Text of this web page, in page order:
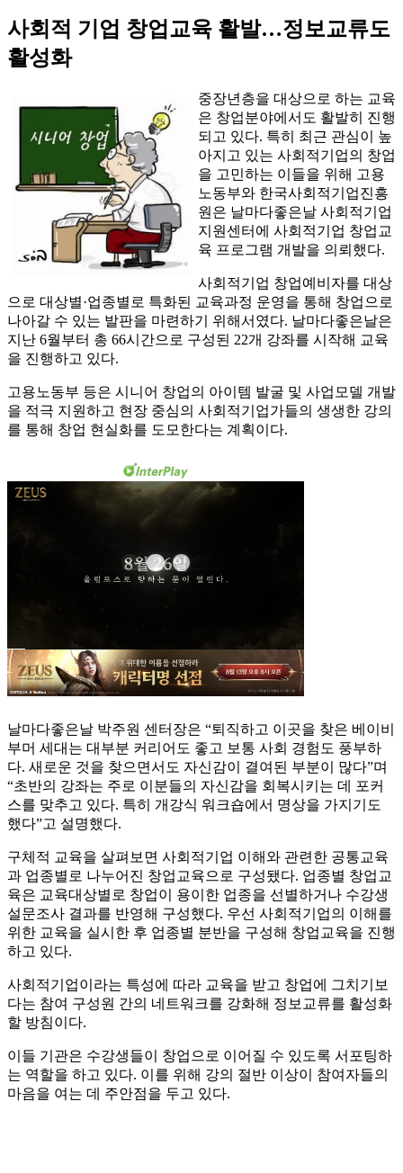
사회적 기업 창업교육 활발…정보교류도
활성화
중장년층을 대상으로 하는 교육
은 창업분야에서도 활발히 진행
되고 있다. 특히 최근 관심이 높
아지고 있는 사회적기업의 창업
을 고민하는 이들을 위해 고용
노동부와 한국사회적기업진흥
원은 날마다좋은날 사회적기업
지원센터에 사회적기업 창업교
육 프로그램 개발을 의뢰했다.
사회적기업 창업예비자를 대상
으로 대상별·업종별로 특화된 교육과정 운영을 통해 창업으로
나아갈 수 있는 발판을 마련하기 위해서였다. 날마다좋은날은
지난 6월부터 총 66시간으로 구성된 22개 강좌를 시작해 교육
을 진행하고 있다.
고용노동부 등은 시니어 창업의 아이템 발굴 및 사업모델 개발
을 적극 지원하고 현장 중심의 사회적기업가들의 생생한 강의
를 통해 창업 현실화를 도모한다는 계획이다.
날마다좋은날 박주원 센터장은 “퇴직하고 이곳을 찾은 베이비
부머 세대는 대부분 커리어도 좋고 보통 사회 경험도 풍부하
다. 새로운 것을 찾으면서도 자신감이 결여된 부분이 많다”며
“초반의 강좌는 주로 이분들의 자신감을 회복시키는 데 포커
스를 맞추고 있다. 특히 개강식 워크숍에서 명상을 가지기도
했다”고 설명했다.
구체적 교육을 살펴보면 사회적기업 이해와 관련한 공통교육
과 업종별로 나누어진 창업교육으로 구성됐다. 업종별 창업교
육은 교육대상별로 창업이 용이한 업종을 선별하거나 수강생
설문조사 결과를 반영해 구성했다. 우선 사회적기업의 이해를
위한 교육을 실시한 후 업종별 분반을 구성해 창업교육을 진행
하고 있다.
사회적기업이라는 특성에 따라 교육을 받고 창업에 그치기보
다는 참여 구성원 간의 네트워크를 강화해 정보교류를 활성화
할 방침이다.
이들 기관은 수강생들이 창업으로 이어질 수 있도록 서포팅하
는 역할을 하고 있다. 이를 위해 강의 절반 이상이 참여자들의
마음을 여는 데 주안점을 두고 있다.